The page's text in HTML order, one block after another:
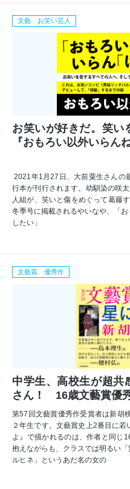
文藝 お笑い芸人
お笑いが好きだ。笑い
『おもろい以外いら
2021年1月27日、大前粟生さんの
行本が刊行されます。幼馴染の咲
人組が、笑いと傷をめぐって葛藤
冬季号に掲載されるやいなや、「
したい」
文藝賞 優秀作
中学生、高校生が超
さん！ 16歳文藝賞優
第57回文藝賞優秀作受賞者は新胡
２年生です。文藝賞史上2番目に
よ』で描かれるのは、作者と同じ
抱えながらも、クラスでは明るい
ルヒネ」というあだ名の女の